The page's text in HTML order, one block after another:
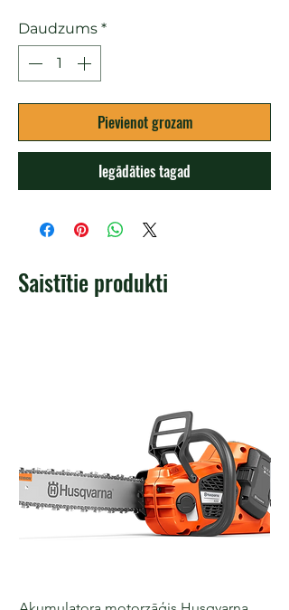
Daudzums *
Pievienot grozam
Iegādāties tagad
Saistītie produkti